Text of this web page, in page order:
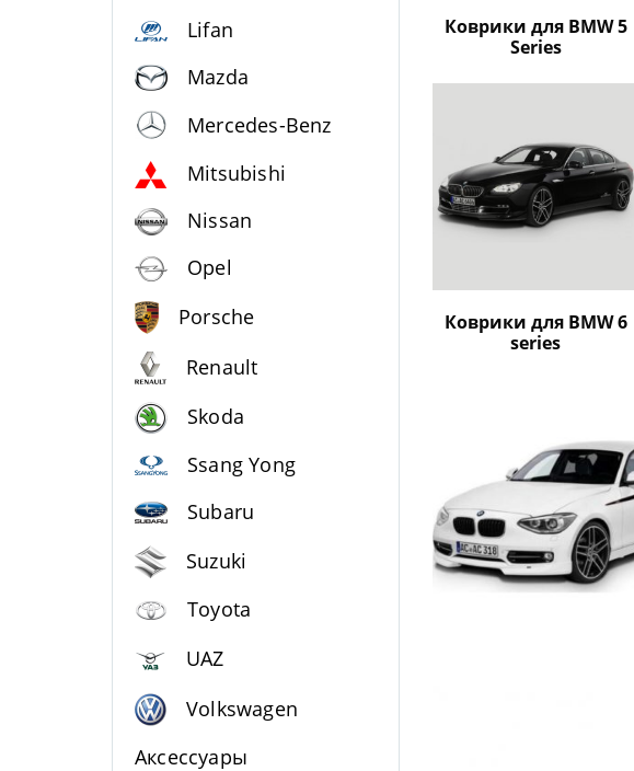
Коврики для BMW 5
Series
Коврики для BMW 6
series
Lifan
Mazda
Mercedes-Benz
Mitsubishi
Nissan
Opel
Porsche
Renault
Skoda
Ssang Yong
Subaru
Suzuki
Toyota
UAZ
Volkswagen
Аксессуары